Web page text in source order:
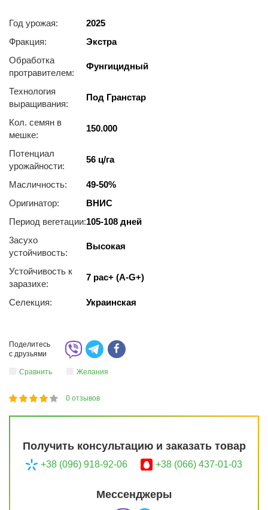
Год урожая:
2025
Фракция:
Экстра
Обработка
протравителем:
Фунгицидный
Технология
выращивания:
Под Гранстар
Кол. семян в
мешке:
150.000
Потенциал
урожайности:
56 ц/га
Масличность:
49-50%
Оригинатор:
ВНИС
Период вегетации:105-108 дней
3acуxo
уcтoйчивocть:
Высокая
Устойчивость к
заразихе:
7 pac+ (A-G+)
Селекция: Украинская
Поделитесь
с друзьями
Сравнить Желания
77
1
2
3
4
5 0 отзывов
Получить консультацию и заказать товар
+38 (096) 918-92-06 +38 (066) 437-01-03
Мессенджеры